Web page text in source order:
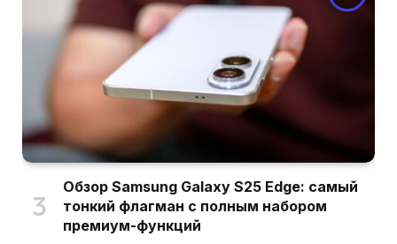
Обзор Samsung Galaxy S25 Edge: самый
тонкий флагман с полным набором
премиум-функций